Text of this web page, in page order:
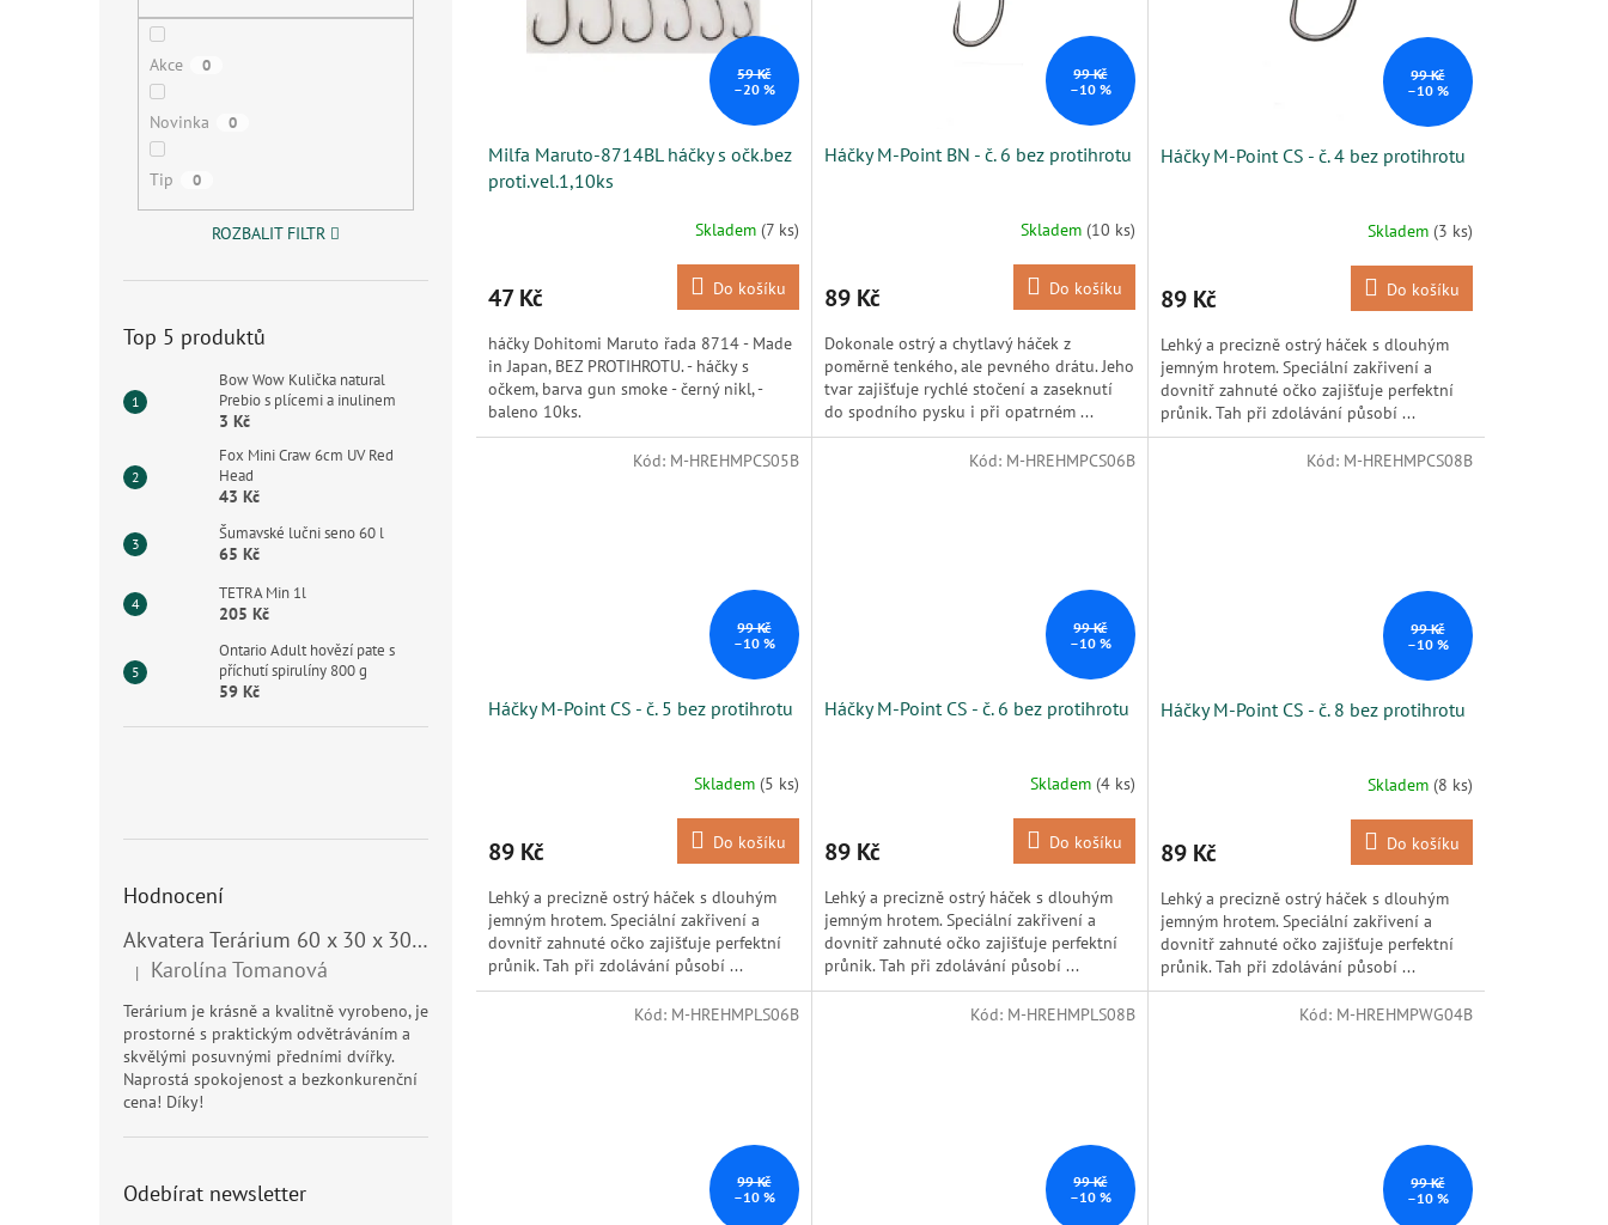
Akce 0
Novinka 0
Tip 0
ROZBALIT FILTR
Top 5 produktů
Bow Wow Kulička natural
Prebio s plícemi a inulinem
3 Kč
Fox Mini Craw 6cm UV Red
Head
43 Kč
Šumavské lučni seno 60 l
65 Kč
TETRA Min 1l
205 Kč
Ontario Adult hovězí pate s
příchutí spirulíny 800 g
59 Kč
Hodnocení
Akvatera Terárium 60 x 30 x 30 cm, 54 litrů
Hodnocení produktu je 5 z 5 hvězdiček.
| Karolína Tomanová
Terárium je krásně a kvalitně vyrobeno, je
prostorné s praktickým odvětráváním a
skvělými posuvnými předními dvířky.
Naprostá spokojenost a bezkonkurenční
cena! Díky!
Odebírat newsletter
59 Kč
–20 %
Milfa Maruto-8714BL háčky s očk.bez
proti.vel.1,10ks
Skladem (7 ks)
47 Kč Do košíku
háčky Dohitomi Maruto řada 8714 - Made
in Japan, BEZ PROTIHROTU. - háčky s
očkem, barva gun smoke - černý nikl, -
baleno 10ks.
99 Kč
–10 %
Háčky M-Point BN - č. 6 bez protihrotu
Skladem (10 ks)
89 Kč Do košíku
Dokonale ostrý a chytlavý háček z
poměrně tenkého, ale pevného drátu. Jeho
tvar zajišťuje rychlé stočení a zaseknutí
do spodního pysku i při opatrném ...
99 Kč
–10 %
Háčky M-Point CS - č. 4 bez protihrotu
Skladem (3 ks)
89 Kč Do košíku
Lehký a precizně ostrý háček s dlouhým
jemným hrotem. Speciální zakřivení a
dovnitř zahnuté očko zajišťuje perfektní
průnik. Tah při zdolávání působí ...
99 Kč
–10 %
Háčky M-Point CS - č. 5 bez protihrotu
Skladem (5 ks)
89 Kč Do košíku
Lehký a precizně ostrý háček s dlouhým
jemným hrotem. Speciální zakřivení a
dovnitř zahnuté očko zajišťuje perfektní
průnik. Tah při zdolávání působí ...
Kód: M-HREHMPCS05B
99 Kč
–10 %
Háčky M-Point CS - č. 6 bez protihrotu
Skladem (4 ks)
89 Kč Do košíku
Lehký a precizně ostrý háček s dlouhým
jemným hrotem. Speciální zakřivení a
dovnitř zahnuté očko zajišťuje perfektní
průnik. Tah při zdolávání působí ...
Kód: M-HREHMPCS06B
99 Kč
–10 %
Háčky M-Point CS - č. 8 bez protihrotu
Skladem (8 ks)
89 Kč Do košíku
Lehký a precizně ostrý háček s dlouhým
jemným hrotem. Speciální zakřivení a
dovnitř zahnuté očko zajišťuje perfektní
průnik. Tah při zdolávání působí ...
Kód: M-HREHMPCS08B
99 Kč
–10 %
Kód: M-HREHMPLS06B
99 Kč
–10 %
Kód: M-HREHMPLS08B
99 Kč
–10 %
Kód: M-HREHMPWG04B